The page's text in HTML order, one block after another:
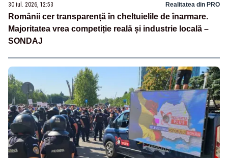
30 iul. 2026, 12:53 Realitatea din PRO
Românii cer transparență în cheltuielile de înarmare.
Majoritatea vrea competiție reală și industrie locală –
SONDAJ